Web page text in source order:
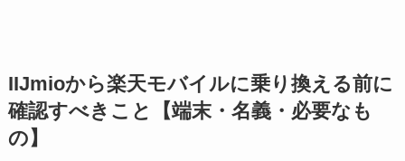
IIJmioから楽天モバイルに乗り換える前に
確認すべきこと【端末・名義・必要なも
の】